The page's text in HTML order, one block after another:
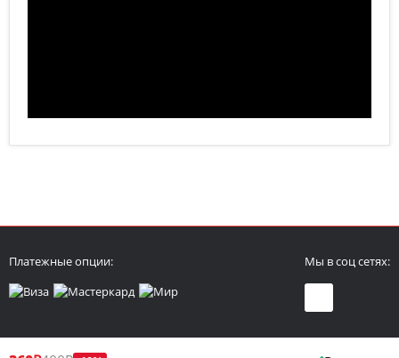
Платежные опции: Мы в соц сетях: